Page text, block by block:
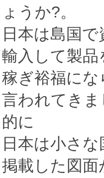
ょうか?。
日本は島国
輸入して製
稼ぎ裕福に
言われてき
的に
日本は小さ
掲載した図